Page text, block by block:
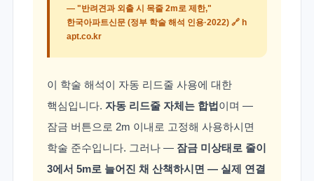
— "반려견과 외출 시 목줄 2m로 제한,"
한국아파트신문 (정부 학술 해석 인용·2022) 🔗 h
apt.co.kr
이 학술 해석이 자동 리드줄 사용에 대한
핵심입니다. 자동 리드줄 자체는 합법이며 —
잠금 버튼으로 2m 이내로 고정해 사용하시면
학술 준수입니다. 그러나 — 잠금 미상태로 줄이
3에서 5m로 늘어진 채 산책하시면 — 실제 연결